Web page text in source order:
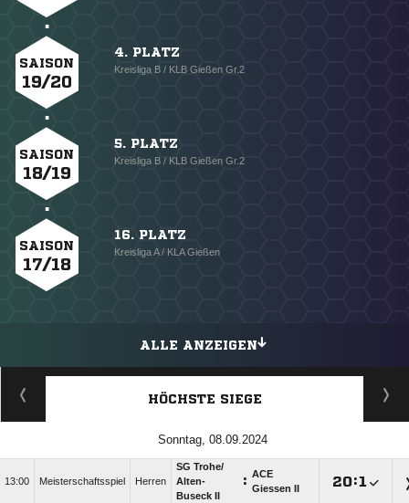
SAISON
19/20
4. PLATZ
Kreisliga B / KLB Gießen Gr.2
SAISON
18/19
5. PLATZ
Kreisliga B / KLB Gießen Gr.2
SAISON
17/18
16. PLATZ
Kreisliga A / KLA Gießen
ALLE ANZEIGEN
HÖCHSTE SIEGE
Sonntag, 08.09.2024
13:00 Meisterschaftsspiel Herren
SG Trohe/​
Alten-
Buseck II
: ACE
Giessen II
: